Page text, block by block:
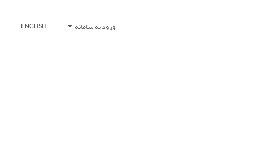
ورود به سامانه ENGLISH